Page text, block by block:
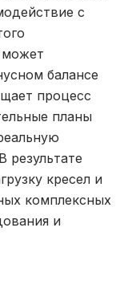
с
может
балансе
процесс
планы
кресел и
комплексных
и